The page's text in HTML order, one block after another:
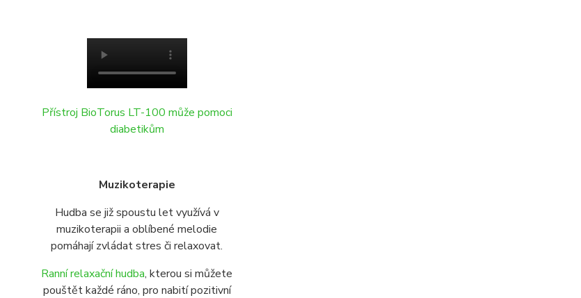
Přístroj BioTorus LT-100 může pomoci
diabetikům
Muzikoterapie
Hudba se již spoustu let využívá v
muzikoterapii a oblíbené melodie
pomáhají zvládat stres či relaxovat.
Ranní relaxační hudba, kterou si můžete
pouštět každé ráno, pro nabití pozitivní